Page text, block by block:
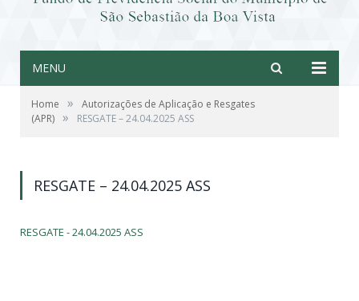
MENU
Home »
Autorizações de Aplicação e Resgates
(APR) » RESGATE – 24.04.2025 ASS
RESGATE – 24.04.2025 ASS
RESGATE - 24.04.2025 ASS